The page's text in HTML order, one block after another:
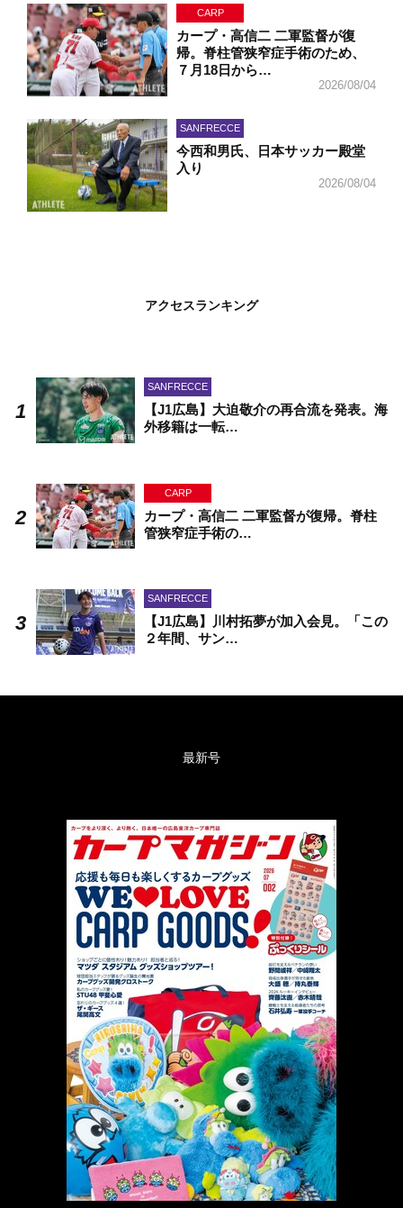
CARP
カープ・高信二 二軍監督が復
帰。脊柱管狭窄症手術のため、
７月18日から…
2026/08/04
SANFRECCE
今西和男氏、日本サッカー殿堂
入り
2026/08/04
アクセスランキング
SANFRECCE
【J1広島】大迫敬介の再合流を発表。海
外移籍は一転…
CARP
カープ・高信二 二軍監督が復帰。脊柱
管狭窄症手術の…
SANFRECCE
【J1広島】川村拓夢が加入会見。「この
２年間、サン…
最新号